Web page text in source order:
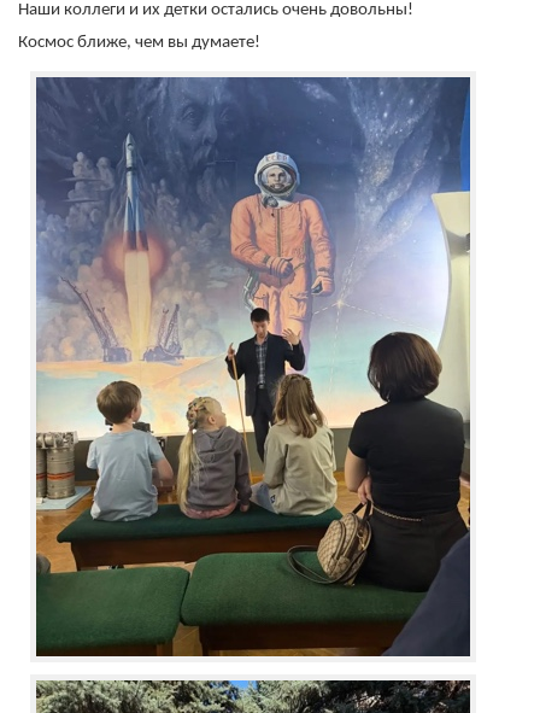
Наши коллеги и их детки остались очень довольны!
Космос ближе, чем вы думаете!